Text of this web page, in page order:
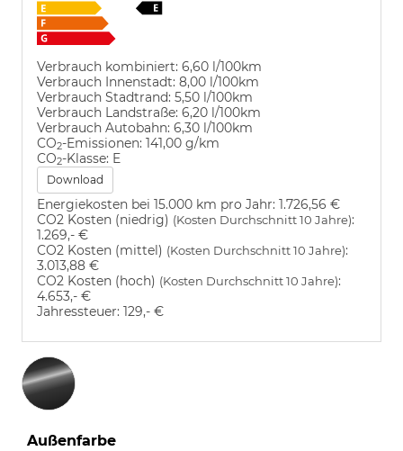
Verbrauch kombiniert: 6,60 l/100km
Verbrauch Innenstadt: 8,00 l/100km
Verbrauch Stadtrand: 5,50 l/100km
Verbrauch Landstraße: 6,20 l/100km
Verbrauch Autobahn: 6,30 l/100km
CO2-Emissionen: 141,00 g/km
CO2-Klasse: E
Download
Energiekosten bei 15.000 km pro Jahr: 1.726,56 €
CO2 Kosten (niedrig) (Kosten Durchschnitt 10 Jahre):
1.269,- €
CO2 Kosten (mittel) (Kosten Durchschnitt 10 Jahre):
3.013,88 €
CO2 Kosten (hoch) (Kosten Durchschnitt 10 Jahre):
4.653,- €
Jahressteuer: 129,- €
Außenfarbe